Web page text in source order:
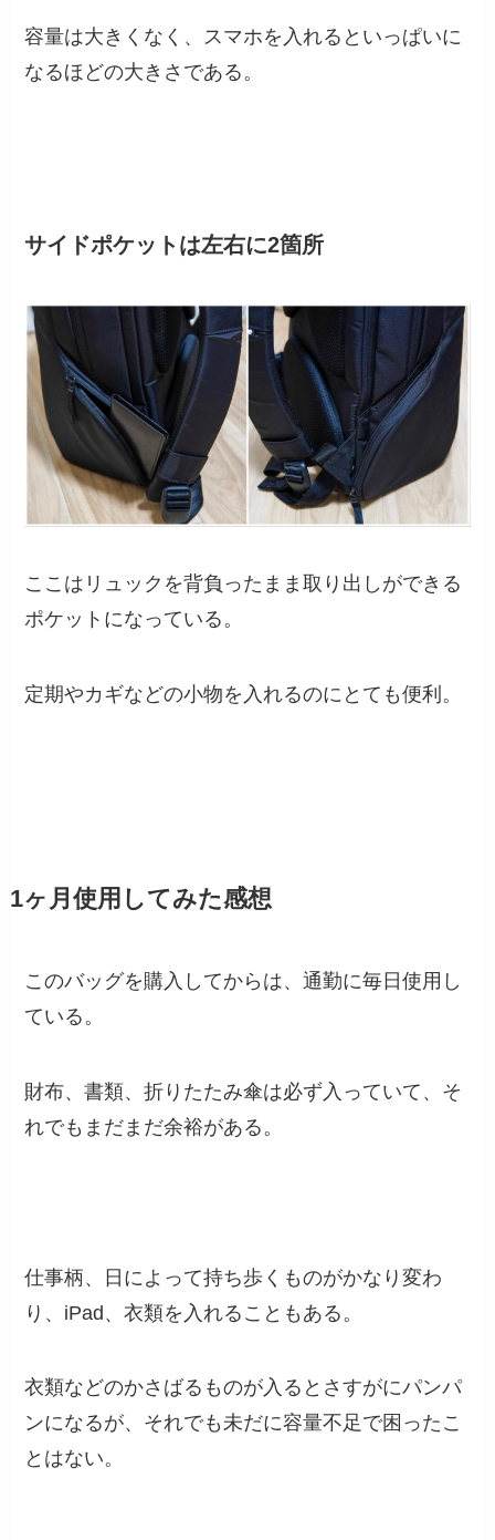
容量は大きくなく、スマホを入れるといっぱいに
なるほどの大きさである。
サイドポケットは左右に2箇所
ここはリュックを背負ったまま取り出しができる
ポケットになっている。
定期やカギなどの小物を入れるのにとても便利。
1ヶ月使用してみた感想
このバッグを購入してからは、通勤に毎日使用し
ている。
財布、書類、折りたたみ傘は必ず入っていて、そ
れでもまだまだ余裕がある。
仕事柄、日によって持ち歩くものがかなり変わ
り、 iPad、衣類を入れることもある。
衣類などのかさばるものが入るとさすがにパンパ
ンになるが、それでも未だに容量不足で困ったこ
とはない。